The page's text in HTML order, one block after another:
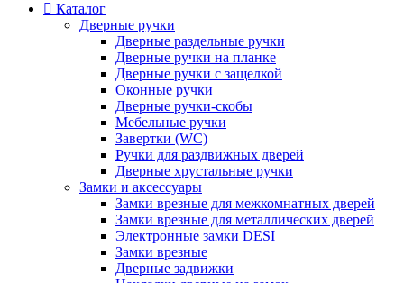
Каталог
Дверные ручки
Дверные раздельные ручки
Дверные ручки на планке
Дверные ручки с защелкой
Оконные ручки
Дверные ручки-скобы
Мебельные ручки
Завертки (WC)
Ручки для раздвижных дверей
Дверные хрустальные ручки
Замки и аксессуары
Замки врезные для межкомнатных дверей
Замки врезные для металлических дверей
Электронные замки DESI
Замки врезные
Дверные задвижки